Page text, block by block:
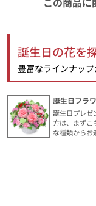
誕生日の花を
豊富なラインナップ
誕生日フラ
誕生日プレゼ
方は、まずこ
な種類からお